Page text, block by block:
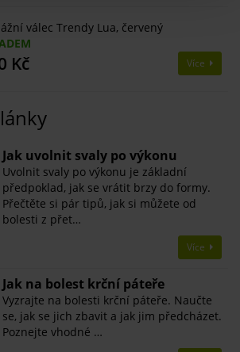
válec Trendy Lua, červený
Kč Více
​Jak uvolnit svaly po výkonu
Uvolnit svaly po výkonu je základní
předpoklad, jak se vrátit brzy do formy.
Přečtěte si pár tipů, jak si můžete od
bolesti z přet…
Více
Jak na bolest krční páteře
Vyzrajte na bolesti krční páteře. Naučte
se, jak se jich zbavit a jak jim předcházet.
Poznejte vhodné …